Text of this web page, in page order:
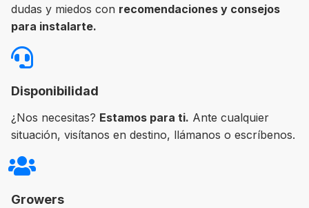
dudas y miedos con recomendaciones y consejos
para instalarte.
Disponibilidad
¿Nos necesitas? Estamos para ti. Ante cualquier
situación, visítanos en destino, llámanos o escríbenos.
Growers